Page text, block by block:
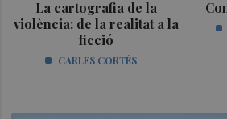
La cartografia de la
violència: de la realitat a la
ficció
CARLES CORTÉS